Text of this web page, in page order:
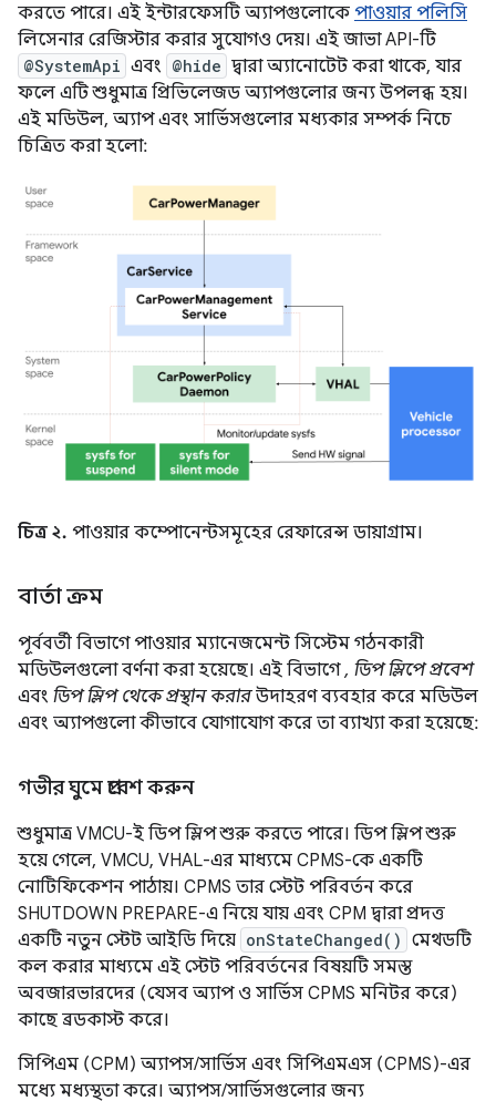
করতে পারে। এই ইন্টারফেসটি অ্যাপগুলোকে পাওয়ার পলিসি
লিসেনার রেজিস্টার করার সুযোগও দেয়। এই জাভা API-টি
@SystemApi এবং @hide দ্বারা অ্যানোটেট করা থাকে, যার
ফলে এটি শুধুমাত্র প্রিভিলেজড অ্যাপগুলোর জন্য উপলব্ধ হয়।
এই মডিউল, অ্যাপ এবং সার্ভিসগুলোর মধ্যকার সম্পর্ক নিচে
চিত্রিত করা হলো:
চিত্র ২. পাওয়ার কম্পোনেন্টসমূহের রেফারেন্স ডায়াগ্রাম।
বার্তা ক্রম
পূর্ববর্তী বিভাগে পাওয়ার ম্যানেজমেন্ট সিস্টেম গঠনকারী
মডিউলগুলো বর্ণনা করা হয়েছে। এই বিভাগে , ডিপ স্লিপে প্রবেশ
এবং ডিপ স্লিপ থেকে প্রস্থান করারউদাহরণ ব্যবহার করে মডিউল
এবং অ্যাপগুলো কীভাবে যোগাযোগ করে তা ব্যাখ্যা করা হয়েছে:
গভীর ঘুমে প্রবেশ করুন
শুধুমাত্র VMCU-ই ডিপ স্লিপ শুরু করতে পারে। ডিপ স্লিপ শুরু
হয়ে গেলে, VMCU, VHAL-এর মাধ্যমে CPMS-কে একটি
নোটিফিকেশন পাঠায়। CPMS তার স্টেট পরিবর্তন করে
SHUTDOWN PREPARE-এ নিয়ে যায় এবং CPM দ্বারা প্রদত্ত
একটি নতুন স্টেট আইডি দিয়ে onStateChanged() মেথডটি
কল করার মাধ্যমে এই স্টেট পরিবর্তনের বিষয়টি সমস্ত
অবজারভারদের (যেসব অ্যাপ ও সার্ভিস CPMS মনিটর করে)
কাছে ব্রডকাস্ট করে।
সিপিএম (CPM) অ্যাপস/সার্ভিস এবং সিপিএমএস (CPMS)-এর
মধ্যে মধ্যস্থতা করে। অ্যাপস/সার্ভিসগুলোর জন্য